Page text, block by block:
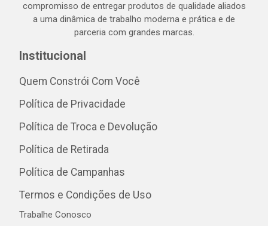
compromisso de entregar produtos de qualidade aliados
a uma dinâmica de trabalho moderna e prática e de
parceria com grandes marcas.
Institucional
Quem Constrói Com Você
Política de Privacidade
Política de Troca e Devolução
Política de Retirada
Política de Campanhas
Termos e Condições de Uso
Trabalhe Conosco